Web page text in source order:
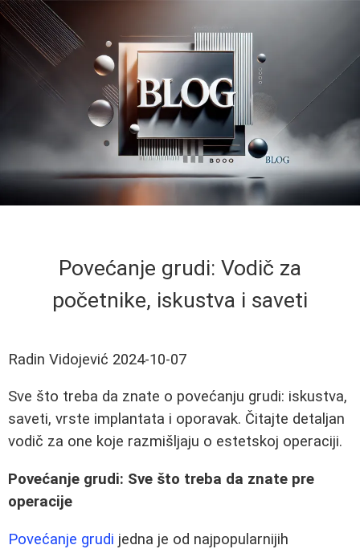
Povećanje grudi: Vodič za
početnike, iskustva i saveti
Radin Vidojević 2024-10-07
Sve što treba da znate o povećanju grudi: iskustva,
saveti, vrste implantata i oporavak. Čitajte detaljan
vodič za one koje razmišljaju o estetskoj operaciji.
Povećanje grudi: Sve što treba da znate pre
operacije
Povećanje grudi jedna je od najpopularnijih